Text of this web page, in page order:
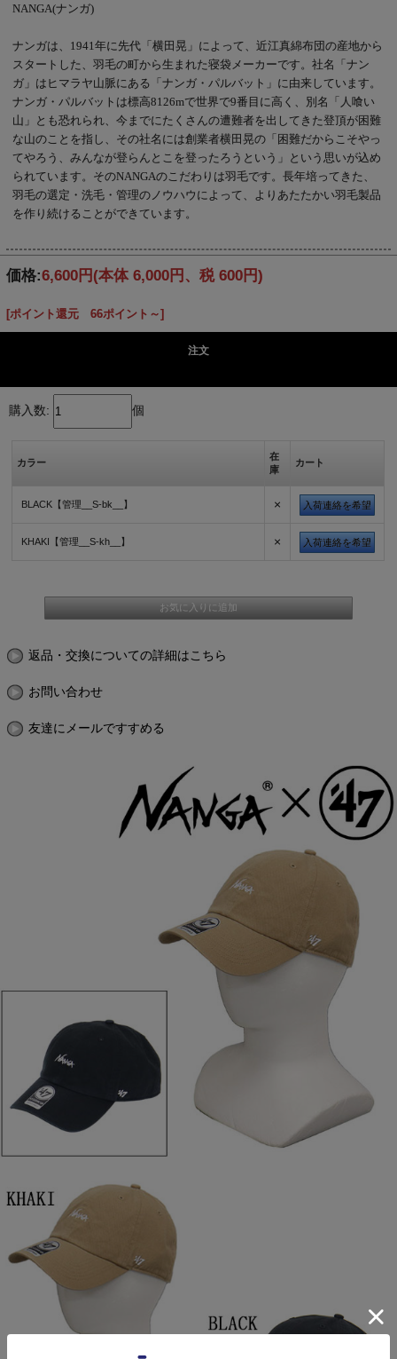
NANGA(ナンガ)
ナンガは、1941年に先代「横田晃」によって、近江真綿布団の産地から
スタートした、羽毛の町から生まれた寝袋メーカーです。社名「ナン
ガ」はヒマラヤ山脈にある「ナンガ・パルバット」に由来しています。
ナンガ・パルバットは標高8126mで世界で9番目に高く、別名「人喰い
山」とも恐れられ、今までにたくさんの遭難者を出してきた登頂が困難
な山のことを指し、その社名には創業者横田晃の「困難だからこそやっ
てやろう、みんなが登らんとこを登ったろうという」という思いが込め
られています。そのNANGAのこだわりは羽毛です。長年培ってきた、
羽毛の選定・洗毛・管理のノウハウによって、よりあたたかい羽毛製品
を作り続けることができています。
価格:6,600円 (本体 6,000円、税 600円)
[ポイント還元 66ポイント～]
注文
購入数: 個
カラー
在
庫
カート
BLACK【管理__S-bk__】 × 入荷連絡を希望
KHAKI【管理__S-kh__】 × 入荷連絡を希望
返品・交換についての詳細はこちら
お問い合わせ
友達にメールですすめる